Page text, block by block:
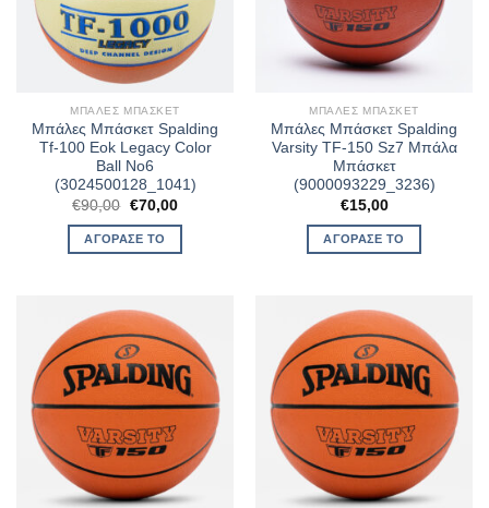
ΜΠΆΛΕΣ ΜΠΆΣΚΕΤ
Μπάλες Μπάσκετ Spalding
Tf-100 Eok Legacy Color
Ball No6
(3024500128_1041)
€90,00 Original
was:
€90,00.
€70,00Η
ΑΓΌΡΑΣΈ ΤΟ
ΜΠΆΛΕΣ ΜΠΆΣΚΕΤ
Μπάλες Μπάσκετ Spalding
Varsity TF-150 Sz7 Μπάλα
Μπάσκετ
(9000093229_3236)
€15,00
ΑΓΌΡΑΣΈ ΤΟ